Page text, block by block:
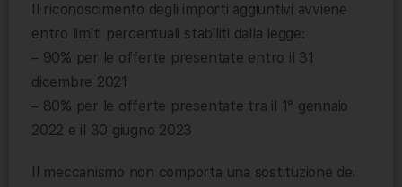
Il riconoscimento degli importi aggiuntivi avviene
entro limiti percentuali stabiliti dalla legge:
– 90% per le offerte presentate entro il 31
dicembre 2021
– 80% per le offerte presentate tra il 1° gennaio
2022 e il 30 giugno 2023
Il meccanismo non comporta una sostituzione dei